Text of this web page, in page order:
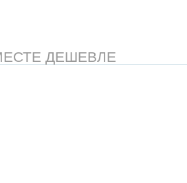
ДЕШЕВЛЕ